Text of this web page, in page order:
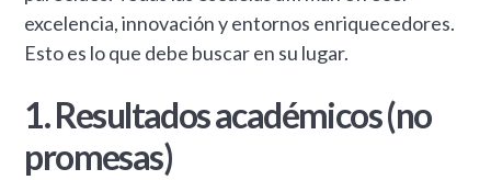
excelencia, innovación y entornos enriquecedores.
Esto es lo que debe buscar en su lugar.
1. Resultados académicos (no
promesas)